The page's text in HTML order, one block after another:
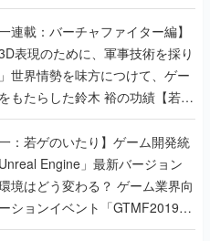
たり最終回】
連載：バーチャファイター編】
表現のために、軍事技術を採り
世界情勢を味方につけて、ゲー
もたらした鈴木 裕の功績【若ゲ
：若ゲのいたり】ゲーム開発統
Engine」最新バージョン
境はどう変わる？ ゲーム業界向
ションイベント「GTMF2019」
より理解を深めよう【PR】